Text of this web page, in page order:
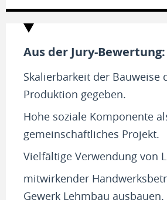
Aus der Jury-Bewertung:
Skalierbarkeit der Bauweise
Produktion gegeben.
Hohe soziale Komponente
gemeinschaftliches Projekt.
Vielfältige Verwendung von
mitwirkender
Gewerk Lehmbau ausbauen.